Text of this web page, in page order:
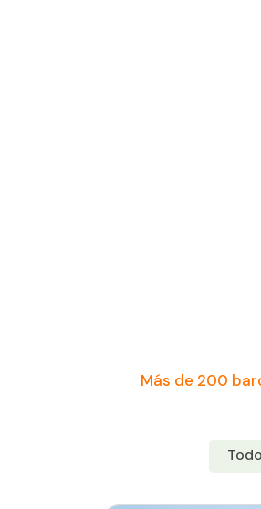
Más de 200